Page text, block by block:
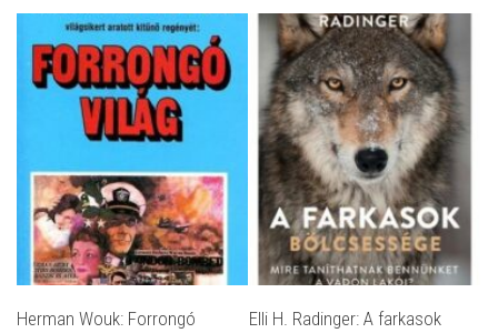
Herman Wouk: Forrongó
Elli H. Radinger: A farkasok